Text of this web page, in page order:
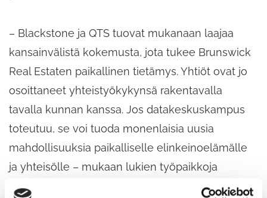
– Blackstone ja QTS tuovat mukanaan laajaa
kansainvälistä kokemusta, jota tukee Brunswick
Real Estaten paikallinen tietämys. Yhtiöt ovat jo
osoittaneet yhteistyökykynsä rakentavalla
tavalla kunnan kanssa. Jos datakeskuskampus
toteutuu, se voi tuoda monenlaisia uusia
mahdollisuuksia paikalliselle elinkeinoelämälle
ja yhteisölle – mukaan lukien työpaikkoja
kuntalaisille ja yhteistyömahdollisuuksia